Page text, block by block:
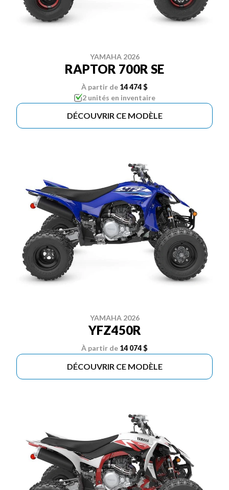
YAMAHA 2026
RAPTOR 700R SE
À partir de 14 474 $
2 unités en inventaire
DÉCOUVRIR CE MODÈLE
YAMAHA 2026
YFZ450R
À partir de 14 074 $
DÉCOUVRIR CE MODÈLE